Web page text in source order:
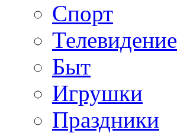
Спорт
Телевидение
Быт
Игрушки
Праздники